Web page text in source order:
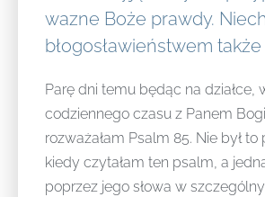
wazne Boże prawdy.
błogosławieństwem
Parę dni temu będąc na działce,
codziennego czasu z Panem
rozważałam Psalm 85. Nie był to
kiedy czytałam ten psalm, a
poprzez jego słowa w